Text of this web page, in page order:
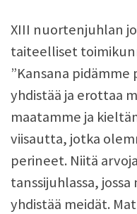
XIII nuortenjuhlan
taiteelliset
”Kansana
yhdistää ja erottaa
maatamme ja
viisautta, jotka
perineet. Niitä
tanssijuhlassa,
yhdistää meidät.